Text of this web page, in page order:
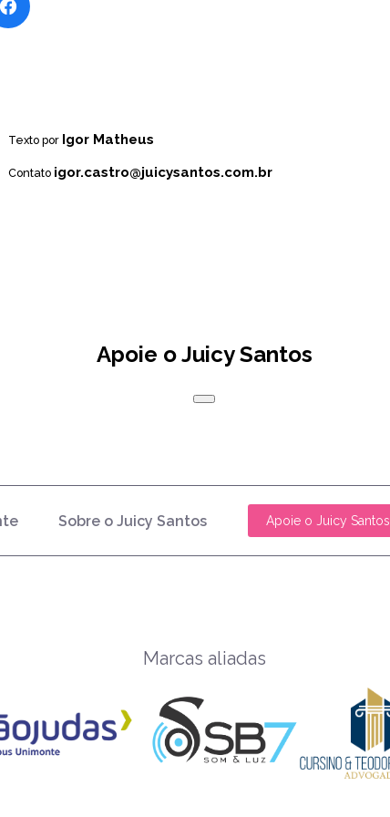
Texto por Igor Matheus
Contato igor.castro@juicysantos.com.br
Apoie o Juicy Santos
Sobre o Juicy Santos Apoie o Juicy Santos
Marcas aliadas